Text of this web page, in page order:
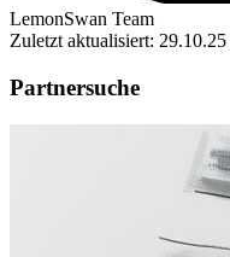
LemonSwan Team
Zuletzt aktualisiert: 29.10.25
Partnersuche